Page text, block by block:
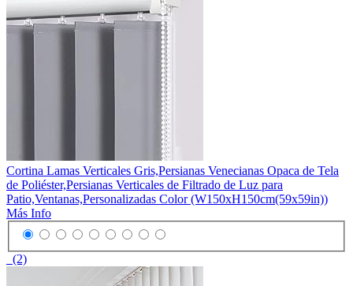
Cortina Lamas Verticales Gris,Persianas Venecianas Opaca de Tela
de Poliéster,Persianas Verticales de Filtrado de Luz para
Patio,Ventanas,Personalizadas Color (W150xH150cm(59x59in))
Más Info
(2)